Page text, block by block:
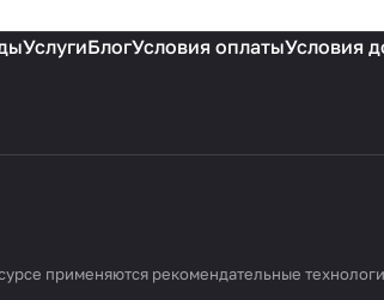
УслугиБлогУсловия оплатыУсловия
применяются рекомендательные